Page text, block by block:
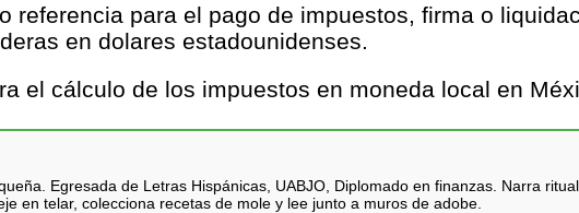
referencia para el pago de impuestos, firma o
en dolares estadounidenses.
el cálculo de los impuestos en moneda local en
Egresada de Letras Hispánicas, UABJO, Diplomado en finanzas. Narra
en telar, colecciona recetas de mole y lee junto a muros de adobe.